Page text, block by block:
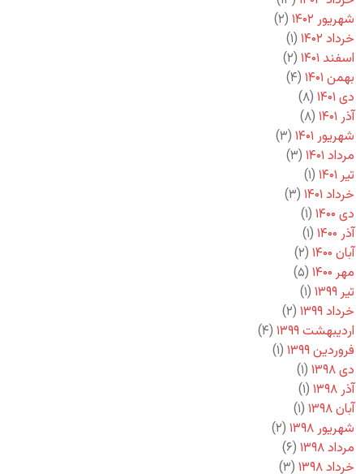
شهریور ۱۴۰۲
(۲)
خرداد ۱۴۰۲
(۱)
اسفند ۱۴۰۱
(۲)
بهمن ۱۴۰۱
(۴)
دی ۱۴۰۱
(۸)
آذر ۱۴۰۱
(۸)
شهریور ۱۴۰۱
(۳)
مرداد ۱۴۰۱
(۳)
تیر ۱۴۰۱
(۱)
خرداد ۱۴۰۱
(۳)
دی ۱۴۰۰
(۱)
آذر ۱۴۰۰
(۱)
آبان ۱۴۰۰
(۲)
مهر ۱۴۰۰
(۵)
تیر ۱۳۹۹
(۱)
خرداد ۱۳۹۹
(۲)
اردیبهشت ۱۳۹۹
(۴)
فروردین ۱۳۹۹
(۱)
دی ۱۳۹۸
(۱)
آذر ۱۳۹۸
(۱)
آبان ۱۳۹۸
(۱)
شهریور ۱۳۹۸
(۲)
مرداد ۱۳۹۸
(۶)
خرداد ۱۳۹۸
(۳)